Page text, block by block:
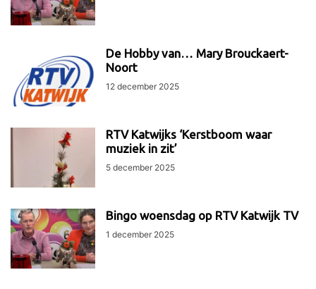
De Hobby van… Mary Brouckaert-
Noort
12 december 2025
RTV Katwijks ‘Kerstboom waar
muziek in zit’
5 december 2025
Bingo woensdag op RTV Katwijk TV
1 december 2025